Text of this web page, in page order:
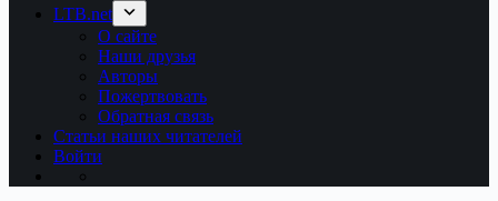
LTB.net
О сайте
Наши друзья
Авторы
Пожертвовать
Обратная связь
Статьи наших читателей
Войти